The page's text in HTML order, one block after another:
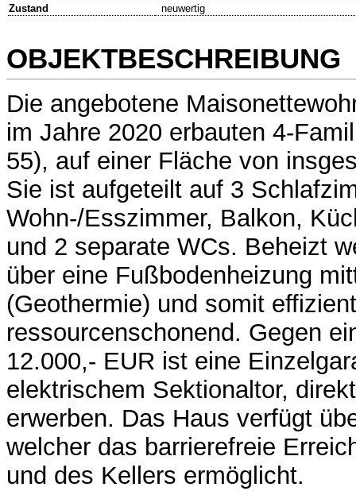
Zustand
neuwertig
OBJEKTBESCHREIBUNG
Die angebotene
im Jahre 2020 erbauten 4-
55), auf einer Fläche von
Sie ist aufgeteilt auf 3
Wohn-/Esszimmer, Balkon,
und 2 separate WCs. Beheizt
über eine Fußbodenheizung
(Geothermie) und somit
ressourcenschonend. Gegen
12.000,- EUR ist eine
elektrischem Sektionaltor,
erwerben. Das Haus verfügt
welcher das barrierefreie
und des Kellers ermöglicht.